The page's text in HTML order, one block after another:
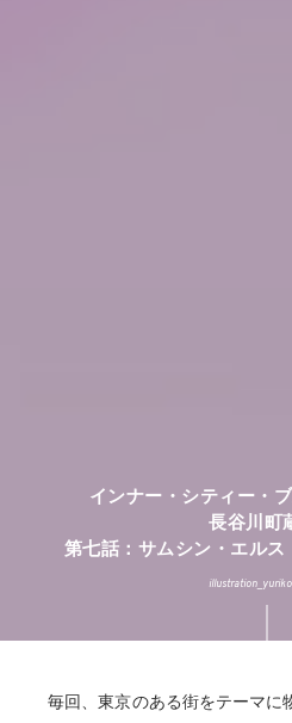
インナー・シティー・
長谷川町
第七話：サムシン・エル
毎回、東京のある街をテーマに